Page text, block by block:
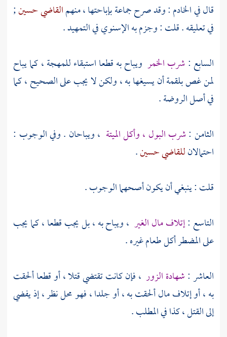
قال في الخادم : وقد صرح جماعة بإباحتها ، منهمالقاضي حسين;
في تعليقه . قلت : وجزم بهالإسنويفي التمهيد .
السابع :شرب الخمر ويباح به قطعا استبقاء للمهجة ، كما يباح
لمن غص بلقمة أن يسيغها به ، ولكن لا يجب على الصحيح ، كما
في أصل الروضة .
الثامن :شرب البول ، وأكل الميتة ، ويباحان . وفي الوجوب :
احتمالانللقاضي حسين.
قلت : ينبغي أن يكون أصحهما الوجوب .
التاسع :إتلاف مال الغير ، ويباح به ، بل يجب قطعا ، كما يجب
على المضطر أكل طعام غيره .
العاشر :شهادة الزور ، فإن كانت تقتضي قتلا ، أو قطعا ألحقت
به ، أو إتلاف مال ألحقت به ، أو جلدا ، فهو محل نظر ، إذ يفضي
إلى القتل ، كذا في المطلب .